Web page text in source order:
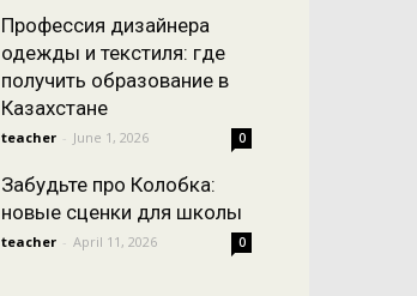
Профессия дизайнера
одежды и текстиля: где
получить образование в
Казахстане
teacher - June 1, 2026 0
Забудьте про Колобка:
новые сценки для школы
teacher - April 11, 2026 0